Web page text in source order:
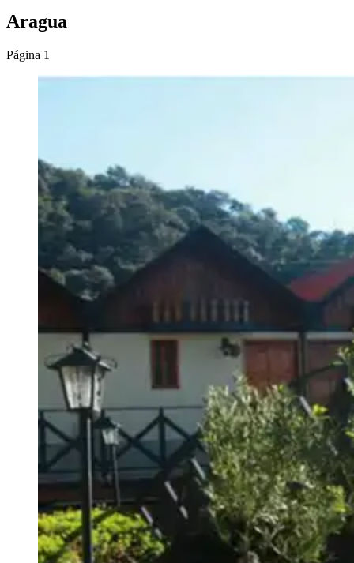
Aragua
Página 1